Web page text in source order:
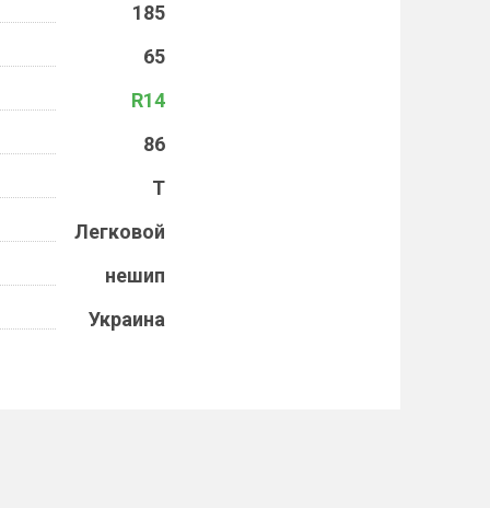
185
65
R14
86
T
Легковой
нешип
Украина